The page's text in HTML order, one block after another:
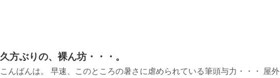
久方ぶりの、裸ん坊・・・。
こんばんは。 早速、このところの暑さに虐められている筆頭与力・・・ 屋外